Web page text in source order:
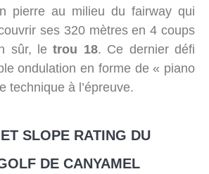
pierre au milieu du fairway qui
ses 320 mètres en 4 coups
sûr, letrou 18. Ce dernier défi
ondulation en forme de « piano
technique à l’épreuve.
SLOPE RATING DU
DE CANYAMEL